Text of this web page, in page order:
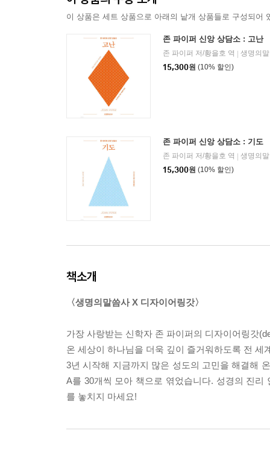
이 상품은 세트 상품으로 아래의 낱개 상품들로 구성되어
존 파이퍼 신앙 상담소 : 고난
존 파이퍼 저/황을호 역
생명의
15,300원 (10% 할인)
존 파이퍼 신앙 상담소 : 기도
존 파이퍼 저/황을호 역
생명의
15,300원 (10% 할인)
책소개
〈생명의말씀사 X 디자이어링갓〉
가장 사랑받는 신학자 존 파이퍼의 디자이어링갓
온 세상이 하나님을 더욱 깊이 즐거워하도록 전
3년 시작해 지금까지 많은 성도의 고민을 해결해
A를 30개씩 모아 책으로 엮었습니다. 성경의 진
를 놓치지 마세요!